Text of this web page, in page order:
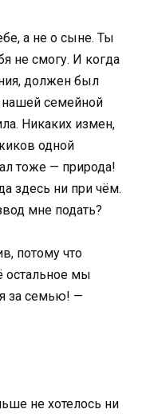
а не о сыне. Ты
не смогу. И когда
должен был
семейной
Никаких измен,
одной
тоже — природа!
здесь ни при чём.
мне подать?
потому что
остальное мы
за семью! —
не хотелось ни